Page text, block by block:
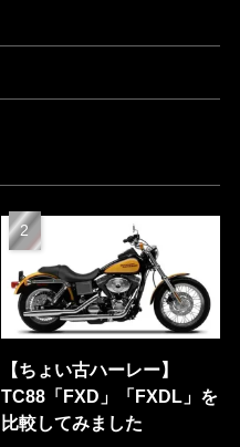
【ちょい古ハーレー】
TC88「FXD」「FXDL」を
比較してみました